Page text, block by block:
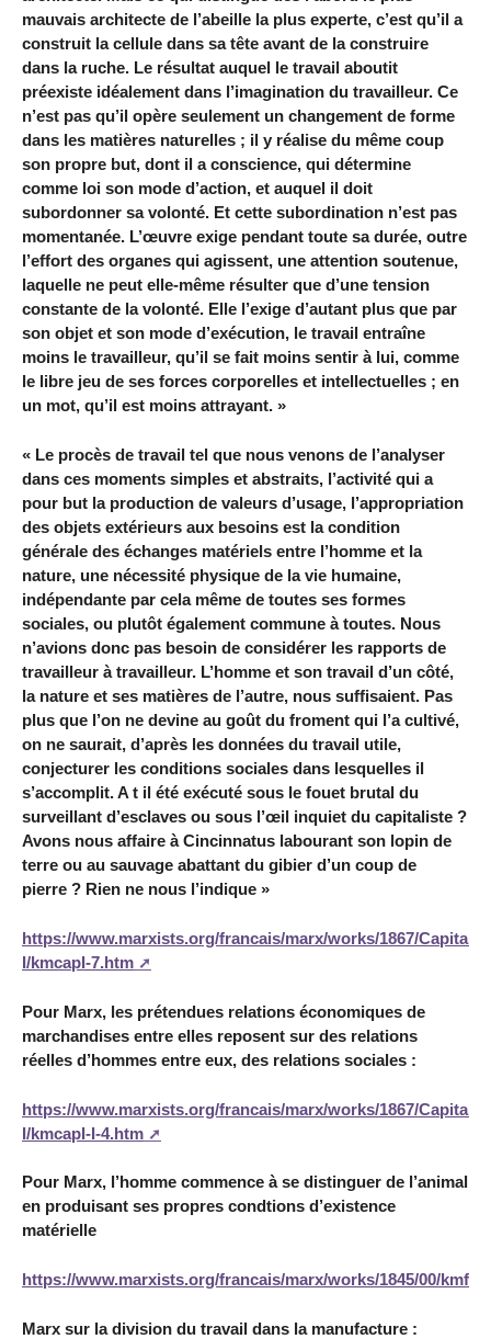
mauvais architecte de l’abeille la plus experte, c’est qu’il a
construit la cellule dans sa tête avant de la construire
dans la ruche. Le résultat auquel le travail aboutit
préexiste idéalement dans l’imagination du travailleur. Ce
n’est pas qu’il opère seulement un changement de forme
dans les matières naturelles ; il y réalise du même coup
son propre but, dont il a conscience, qui détermine
comme loi son mode d’action, et auquel il doit
subordonner sa volonté. Et cette subordination n’est pas
momentanée. L’œuvre exige pendant toute sa durée, outre
l’effort des organes qui agissent, une attention soutenue,
laquelle ne peut elle-même résulter que d’une tension
constante de la volonté. Elle l’exige d’autant plus que par
son objet et son mode d’exécution, le travail entraîne
moins le travailleur, qu’il se fait moins sentir à lui, comme
le libre jeu de ses forces corporelles et intellectuelles ; en
un mot, qu’il est moins attrayant. »
« Le procès de travail tel que nous venons de l’analyser
dans ces moments simples et abstraits, l’activité qui a
pour but la production de valeurs d’usage, l’appropriation
des objets extérieurs aux besoins est la condition
générale des échanges matériels entre l’homme et la
nature, une nécessité physique de la vie humaine,
indépendante par cela même de toutes ses formes
sociales, ou plutôt également commune à toutes. Nous
n’avions donc pas besoin de considérer les rapports de
travailleur à travailleur. L’homme et son travail d’un côté,
la nature et ses matières de l’autre, nous suffisaient. Pas
plus que l’on ne devine au goût du froment qui l’a cultivé,
on ne saurait, d’après les données du travail utile,
conjecturer les conditions sociales dans lesquelles il
s’accomplit. A t il été exécuté sous le fouet brutal du
surveillant d’esclaves ou sous l’œil inquiet du capitaliste ?
Avons nous affaire à Cincinnatus labourant son lopin de
terre ou au sauvage abattant du gibier d’un coup de
pierre ? Rien ne nous l’indique »
https://www.marxists.org/francais/marx/works/1867/Capital-
I/kmcapI-7.htm
Pour Marx, les prétendues relations économiques de
marchandises entre elles reposent sur des relations
réelles d’hommes entre eux, des relations sociales :
https://www.marxists.org/francais/marx/works/1867/Capital-
I/kmcapI-I-4.htm
Pour Marx, l’homme commence à se distinguer de l’animal
en produisant ses propres condtions d’existence
matérielle
https://www.marxists.org/francais/marx/works/1845/00/
Marx sur la division du travail dans la manufacture :